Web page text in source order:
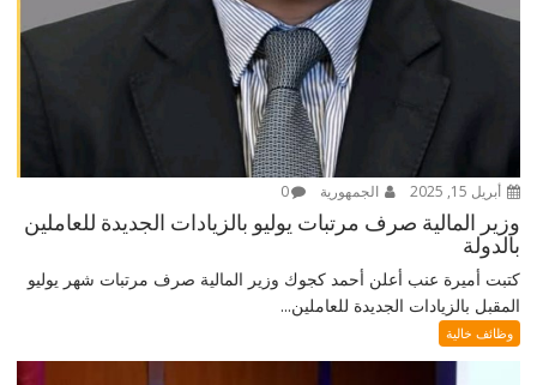
أبريل 15, 2025 الجمهورية 0
وزير المالية صرف مرتبات يوليو بالزيادات الجديدة للعاملين
بالدولة
كتبت أميرة عنب أعلن أحمد كجوك وزير المالية صرف مرتبات شهر يوليو
المقبل بالزيادات الجديدة للعاملين...
وظائف خالية